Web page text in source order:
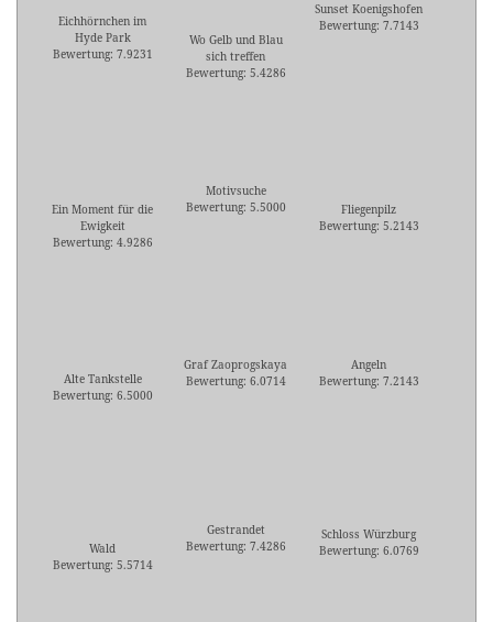
Eichhörnchen im
Hyde Park
Bewertung: 7.9231
Wo Gelb und Blau
sich treffen
Bewertung: 5.4286
Sunset Koenigshofen
Bewertung: 7.7143
Ein Moment für die
Ewigkeit
Bewertung: 4.9286
Motivsuche
Bewertung: 5.5000
Fliegenpilz
Bewertung: 5.2143
Alte Tankstelle
Bewertung: 6.5000
Graf Zaoprogskaya
Bewertung: 6.0714
Angeln
Bewertung: 7.2143
Wald
Bewertung: 5.5714
Gestrandet
Bewertung: 7.4286
Schloss Würzburg
Bewertung: 6.0769